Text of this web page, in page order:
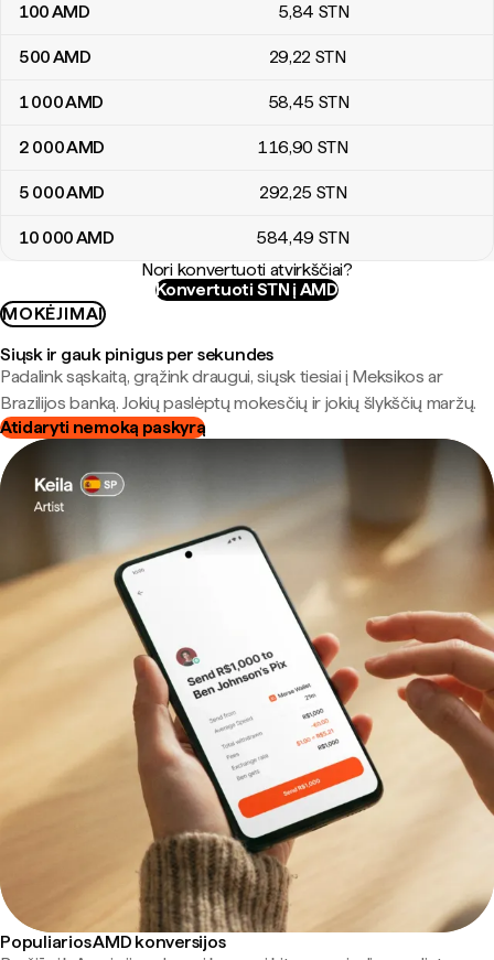
100AMD 5,84 STN
500AMD 29,22 STN
1 000AMD 58,45 STN
2 000AMD 116,90 STN
5 000AMD 292,25 STN
10 000AMD 584,49 STN
Nori konvertuoti atvirkščiai?
Konvertuoti STN į AMD
MOKĖJIMAI
Siųsk ir gauk pinigus per sekundes
Padalink sąskaitą, grąžink draugui, siųsk tiesiai į Meksikos ar
Brazilijos banką. Jokių paslėptų mokesčių ir jokių šlykščių maržų.
Atidaryti nemoką paskyrą
Populiarios AMD konversijos